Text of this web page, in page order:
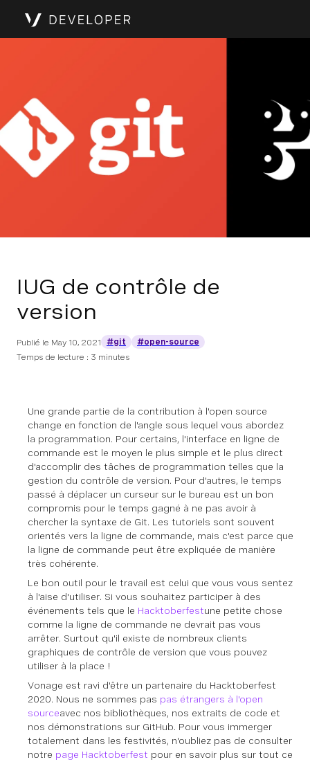
IUG de contrôle de
version
Publié le May 10, 2021 #git
#open-source
Temps de lecture : 3 minutes
Une grande partie de la contribution à l'open source
change en fonction de l'angle sous lequel vous abordez
la programmation. Pour certains, l'interface en ligne de
commande est le moyen le plus simple et le plus direct
d'accomplir des tâches de programmation telles que la
gestion du contrôle de version. Pour d'autres, le temps
passé à déplacer un curseur sur le bureau est un bon
compromis pour le temps gagné à ne pas avoir à
chercher la syntaxe de Git. Les tutoriels sont souvent
orientés vers la ligne de commande, mais c'est parce que
la ligne de commande peut être expliquée de manière
très cohérente.
Le bon outil pour le travail est celui que vous vous sentez
à l'aise d'utiliser. Si vous souhaitez participer à des
événements tels que le Hacktoberfestune petite chose
comme la ligne de commande ne devrait pas vous
arrêter. Surtout qu'il existe de nombreux clients
graphiques de contrôle de version que vous pouvez
utiliser à la place !
Vonage est ravi d'être un partenaire du Hacktoberfest
2020. Nous ne sommes pas pas étrangers à l'open
sourceavec nos bibliothèques, nos extraits de code et
nos démonstrations sur GitHub. Pour vous immerger
totalement dans les festivités, n'oubliez pas de consulter
notre page Hacktoberfest pour en savoir plus sur tout ce